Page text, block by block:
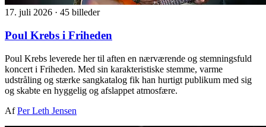
17. juli 2026 · 45 billeder
Poul Krebs i Friheden
Poul Krebs leverede her til aften en nærværende og stemningsfuld
koncert i Friheden. Med sin karakteristiske stemme, varme
udstråling og stærke sangkatalog fik han hurtigt publikum med sig
og skabte en hyggelig og afslappet atmosfære.
AfPer Leth Jensen